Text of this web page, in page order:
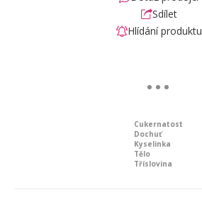
Sdílet
Hlídání produktu
Cukernatost
Dochuť
Kyselinka
Tělo
Tříslovina